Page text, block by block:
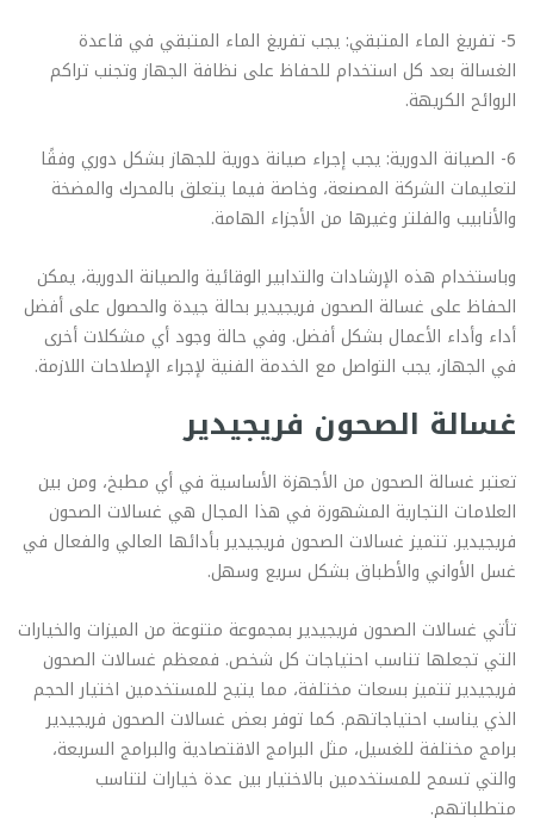
5- تفريغ الماء المتبقي: يجب تفريغ الماء المتبقي في قاعدة
الغسالة بعد كل استخدام للحفاظ على نظافة الجهاز وتجنب تراكم
الروائح الكريهة.
6- الصيانة الدورية: يجب إجراء صيانة دورية للجهاز بشكل دوري وفقًا
لتعليمات الشركة المصنعة، وخاصة فيما يتعلق بالمحرك والمضخة
والأنابيب والفلتر وغيرها من الأجزاء الهامة.
وباستخدام هذه الإرشادات والتدابير الوقائية والصيانة الدورية، يمكن
الحفاظ على غسالة الصحون فريجيدير بحالة جيدة والحصول على أفضل
أداء وأداء الأعمال بشكل أفضل. وفي حالة وجود أي مشكلات أخرى
في الجهاز، يجب التواصل مع الخدمة الفنية لإجراء الإصلاحات اللازمة.
غسالة الصحون فريجيدير
تعتبر غسالة الصحون من الأجهزة الأساسية في أي مطبخ، ومن بين
العلامات التجارية المشهورة في هذا المجال هي غسالات الصحون
فريجيدير. تتميز غسالات الصحون فريجيدير بأدائها العالي والفعال في
غسل الأواني والأطباق بشكل سريع وسهل.
تأتي غسالات الصحون فريجيدير بمجموعة متنوعة من الميزات والخيارات
التي تجعلها تناسب احتياجات كل شخص. فمعظم غسالات الصحون
فريجيدير تتميز بسعات مختلفة، مما يتيح للمستخدمين اختيار الحجم
الذي يناسب احتياجاتهم. كما توفر بعض غسالات الصحون فريجيدير
برامج مختلفة للغسيل، مثل البرامج الاقتصادية والبرامج السريعة،
والتي تسمح للمستخدمين بالاختيار بين عدة خيارات لتناسب
متطلباتهم.